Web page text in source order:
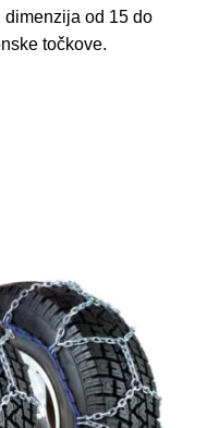
dimenzija od 15 do
točkove.